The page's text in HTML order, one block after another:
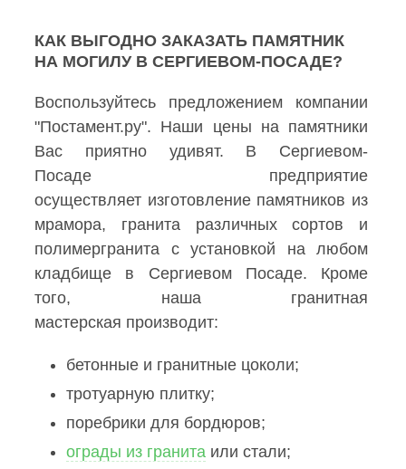
КАК ВЫГОДНО ЗАКАЗАТЬ ПАМЯТНИК
НА МОГИЛУ В СЕРГИЕВОМ-ПОСАДЕ?
Воспользуйтесь предложением компании
"Постамент.ру". Наши цены на памятники
Вас приятно удивят. В Сергиевом-
Посаде предприятие
осуществляет изготовление памятников из
мрамора, гранита различных сортов и
полимергранита с установкой на любом
кладбище в Сергиевом Посаде. Кроме
того, наша гранитная
мастерская производит:
бетонные и гранитные цоколи;
тротуарную плитку;
поребрики для бордюров;
ограды из гранита или стали;